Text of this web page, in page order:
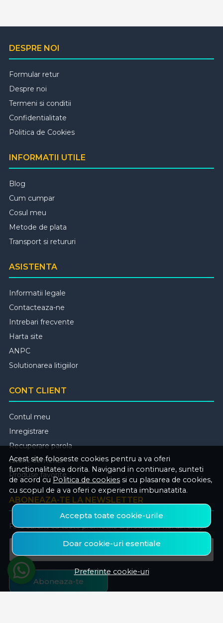
Acest site foloseste cookies pentru a va oferi
functionalitatea dorita. Navigand in continuare, sunteti
de acord cuPolitica de cookies si cu plasarea de cookies,
cu scopul de a va oferi o experienta imbunatatita.
Accepta toate cookie-urile
Doar cookie-uri esentiale
Preferinte cookie-uri
DESPRE NOI
Formular retur
Despre noi
Termeni si conditii
Confidentialitate
Politica de Cookies
INFORMATII UTILE
Blog
Cum cumpar
Cosul meu
Metode de plata
Transport si retururi
ASISTENTA
Informatii legale
Contacteaza-ne
Intrebari frecvente
Harta site
ANPC
Solutionarea litigiilor
CONT CLIENT
Contul meu
Inregistrare
Recuperare parola
Istoric comenzi
Produse favorite
ABONEAZA-TE LA NEWSLETTER
Fii la curent cu toate promotiile si produsele noi din shop!
Aboneaza-te